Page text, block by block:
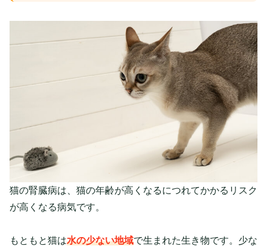
猫の腎臓病は、猫の年齢が高くなるにつれてかかるリスク
が高くなる病気です。
もともと猫は水の少ない地域で生まれた生き物です。少な